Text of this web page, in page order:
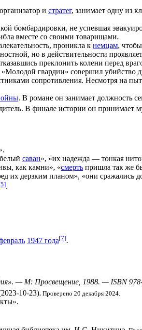
и стратег, занимает одну из
бомбардировки, не успевшая
вместе со своими товарищами.
проникла к немцам,
но в действительности
преклонить колени перед
гвардии» совершил убийство
сопротивления. Несмотря на
. В романе он занимает должность
В финале истории он принимает
саван», «их надежда — тонкая
как камни», «смерть пришла так же
их дерзким планом», «они сражались
.
1947 года[7].
— М: Просвещение, 1988. — ISBN
10-23). Проверено 20 декабря 2024.